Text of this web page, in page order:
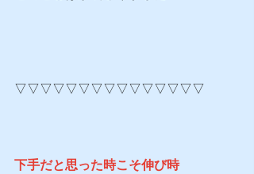
▽▽▽▽▽▽▽▽▽▽▽▽▽▽▽
下手だと思った時こそ伸び時